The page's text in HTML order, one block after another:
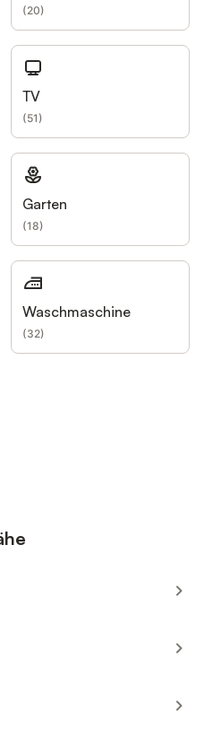
(20)
TV
(51)
Garten
(18)
Waschmaschine
(32)